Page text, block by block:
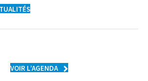
VOIR L’AGENDA